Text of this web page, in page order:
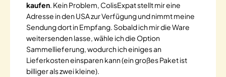
kaufen. Kein Problem, ColisExpat stellt mir eine
Adresse in den USA zur Verfügung und nimmt meine
Sendung dort in Empfang. Sobald ich mir die Ware
weitersenden lasse, wähle ich die Option
Sammellieferung, wodurch ich einiges an
Lieferkosten einsparen kann (ein großes Paket ist
billiger als zwei kleine).